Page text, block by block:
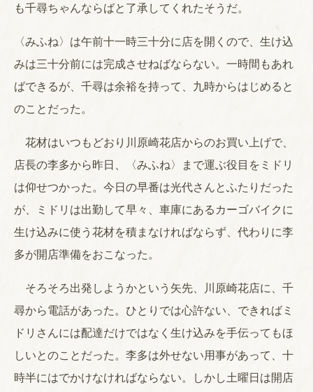
も千尋ちゃんならばと了承してくれたそうだ。
〈みふね〉は午前十一時三十分に店を開くので、生け込
みは三十分前には完成させねばならない。一時間もあれ
ばできるが、千尋は余裕を持って、九時からはじめると
のことだった。
花材はいつもどおり川原崎花店からのお買い上げで、
店長の李多から昨日、〈みふね〉まで運ぶ役目をミドリ
は仰せつかった。今日の早番は光代さんとふたりだった
が、ミドリは出勤して早々、車庫にあるカーゴバイクに
生け込みに使う花材を積まなければならず、代わりに李
多が開店準備をおこなった。
そろそろ出発しようかという矢先、川原崎花店に、千
尋から電話があった。ひとりでは心許ない、できればミ
ドリさんには配達だけではなく生け込みを手伝ってもほ
しいとのことだった。李多は外せない用事があって、十
時半にはでかけなければならない。しかし土曜日は開店